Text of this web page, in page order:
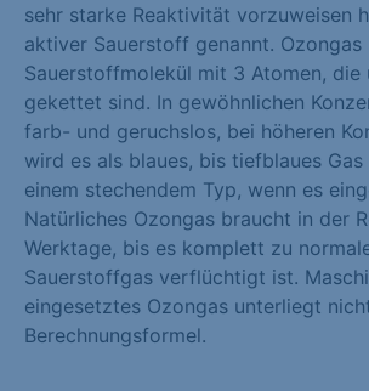
sehr starke Reaktivität vorzuweisen
aktiver Sauerstoff genannt. Ozongas
Sauerstoffmolekül mit 3 Atomen, die
gekettet sind. In gewöhnlichen
farb- und geruchslos, bei höheren
wird es als blaues, bis tiefblaues
einem stechendem Typ, wenn es
Natürliches Ozongas braucht in der
Werktage, bis es komplett zu
Sauerstoffgas verflüchtigt ist.
eingesetztes Ozongas unterliegt
Berechnungsformel.